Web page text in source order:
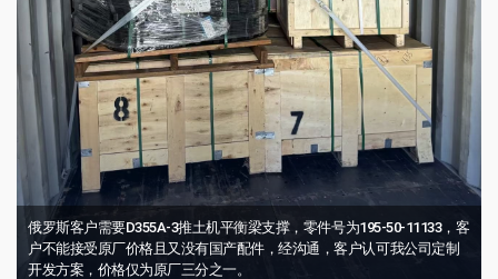
俄罗斯客户需要D355A-3推土机平衡梁支撑，零件号为195-50-11133，客
户不能接受原厂价格且又没有国产配件，经沟通，客户认可我公司定制
开发方案，价格仅为原厂三分之一。